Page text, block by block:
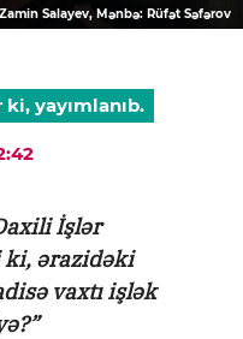
Zamin Salayev, Mənbə: Rüfət Səfərov
yayımlanıb.
İşlər
ərazidəki
vaxtı işlək